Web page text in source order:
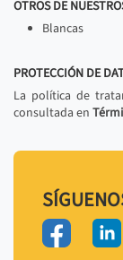
OTROS DE
Blancas
PROTECCIÓN DE
La política de
consultada en